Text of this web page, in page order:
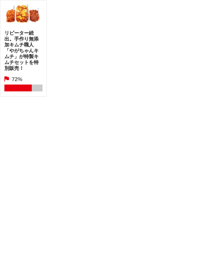
リピーター続
出。手作り無添
加キムチ職人
「やがちゃんキ
ムチ」が特製キ
ムチセットを特
別販売！
72%